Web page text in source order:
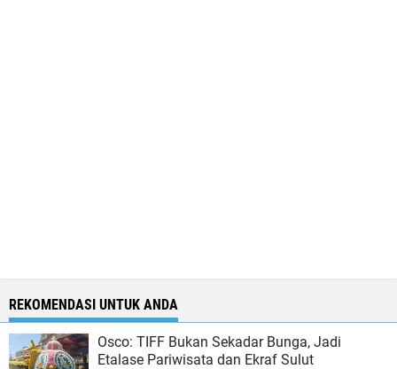
REKOMENDASI UNTUK ANDA
Osco: TIFF Bukan Sekadar Bunga, Jadi
Etalase Pariwisata dan Ekraf Sulut